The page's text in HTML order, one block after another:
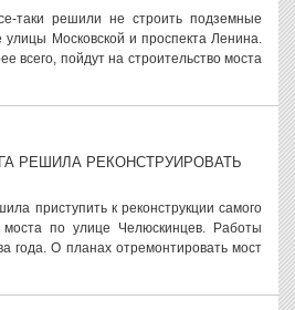
таки решили не строить подземные
улицы Московской и проспекта Ленина.
всего, пойдут на строительство моста
РЕШИЛА РЕКОНСТРУИРОВАТЬ
приступить к реконструкции самого
моста по улице Челюскинцев. Работы
года. О планах отремонтировать мост